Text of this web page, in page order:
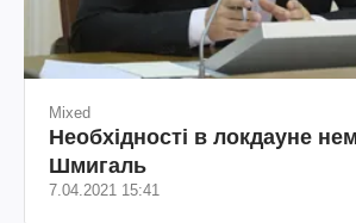
Mixed
Необхідності в локдауне
Шмигаль
7.04.2021 15:41